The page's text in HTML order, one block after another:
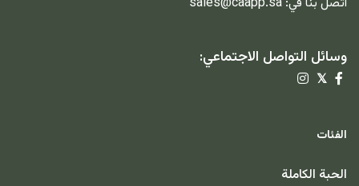
وسائل التواصل الاجتماعي:
𝕏
الفئات
الحبة الكاملة